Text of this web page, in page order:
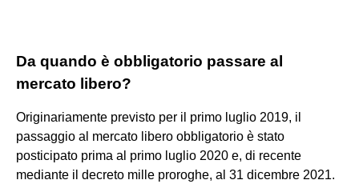
Da quando è obbligatorio passare al
mercato libero?
Originariamente previsto per il primo luglio 2019, il
passaggio al mercato libero obbligatorio è stato
posticipato prima al primo luglio 2020 e, di recente
mediante il decreto mille proroghe, al 31 dicembre 2021.